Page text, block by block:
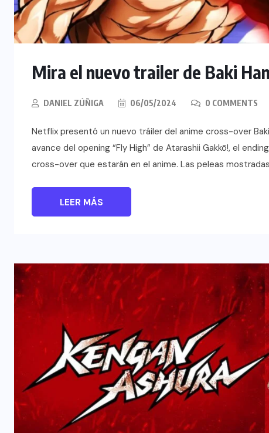
Mira el nuevo trailer de Baki
DANIEL ZÚÑIGA 06/05/2024 0 COMMENTS
Netflix presentó un nuevo tráiler del anime cross-over
avance del opening “Fly High” de Atarashii Gakkō!, el
cross-over que estarán en el anime. Las peleas
LEER MÁS